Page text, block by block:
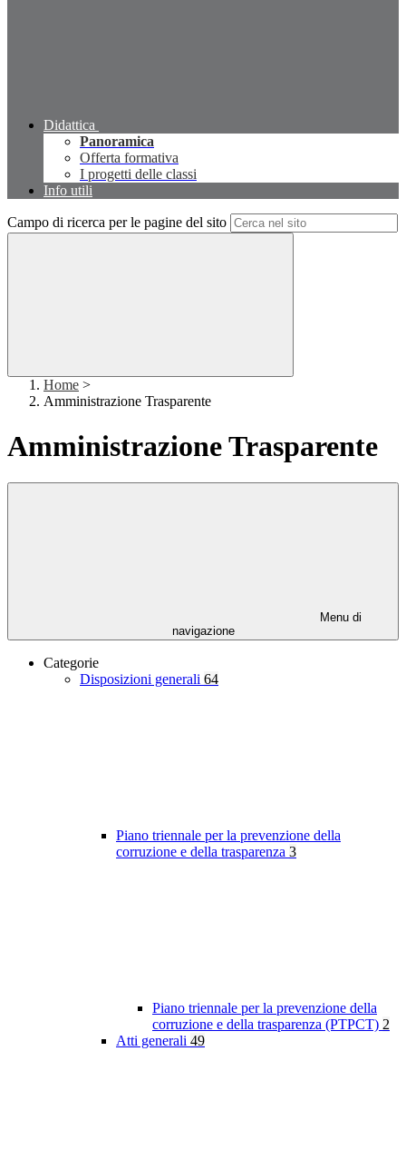
Didattica
Panoramica
Offerta formativa
I progetti delle classi
Info utili
Campo di ricerca per le pagine del sito
Home >
Amministrazione Trasparente
Amministrazione Trasparente
Menu di
navigazione
Categorie
Disposizioni generali 64
Piano triennale per la prevenzione della
corruzione e della trasparenza 3
Piano triennale per la prevenzione della
corruzione e della trasparenza (PTPCT) 2
Atti generali 49